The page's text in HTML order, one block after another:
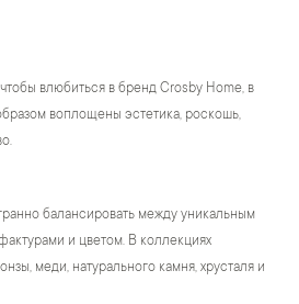
влюбиться в бренд Crosby Home, в
воплощены эстетика, роскошь,
балансировать между уникальным
и цветом. В коллекциях
меди, натурального камня, хрусталя и